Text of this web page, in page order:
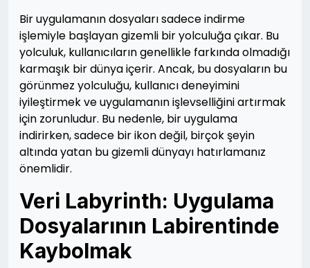
Bir uygulamanın dosyaları sadece indirme
işlemiyle başlayan gizemli bir yolculuğa çıkar. Bu
yolculuk, kullanıcıların genellikle farkında olmadığı
karmaşık bir dünya içerir. Ancak, bu dosyaların bu
görünmez yolculuğu, kullanıcı deneyimini
iyileştirmek ve uygulamanın işlevselliğini artırmak
için zorunludur. Bu nedenle, bir uygulama
indirirken, sadece bir ikon değil, birçok şeyin
altında yatan bu gizemli dünyayı hatırlamanız
önemlidir.
Veri Labyrinth: Uygulama
Dosyalarının Labirentinde
Kaybolmak